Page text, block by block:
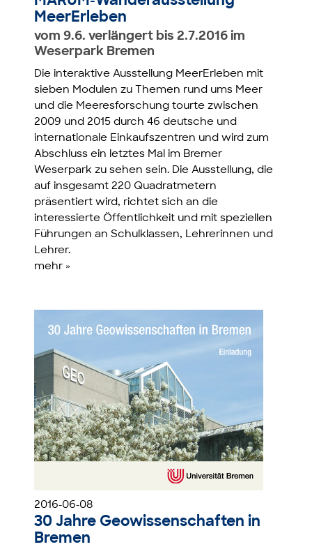
MeerErleben
vom 9.6. verlängert bis 2.7.2016 im
Weserpark Bremen
Die interaktive Ausstellung MeerErleben mit
sieben Modulen zu Themen rund ums Meer
und die Meeresforschung tourte zwischen
2009 und 2015 durch 46 deutsche und
internationale Einkaufszentren und wird zum
Abschluss ein letztes Mal im Bremer
Weserpark zu sehen sein. Die Ausstellung, die
auf insgesamt 220 Quadratmetern
präsentiert wird, richtet sich an die
interessierte Öffentlichkeit und mit speziellen
Führungen an Schulklassen, Lehrerinnen und
Lehrer.
mehr »
2016-06-08
30 Jahre Geowissenschaften in
Bremen